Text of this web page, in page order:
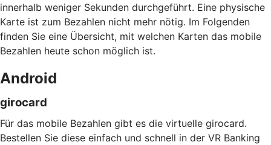
innerhalb weniger Sekunden durchgeführt. Eine physische
Karte ist zum Bezahlen nicht mehr nötig. Im Folgenden
finden Sie eine Übersicht, mit welchen Karten das mobile
Bezahlen heute schon möglich ist.
Android
girocard
Für das mobile Bezahlen gibt es die virtuelle girocard.
Bestellen Sie diese einfach und schnell in der VR Banking